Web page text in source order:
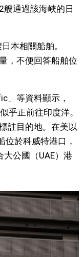
通過該海峽的日
本相關船舶。
，不便回答船舶位
」等資料顯示，
乎正前往印度洋。
註目的地。在美以
於科威特港口，
公國（UAE）港